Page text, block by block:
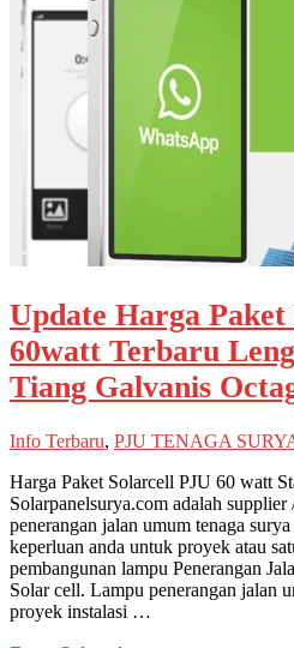
Update Harga
60watt Terbaru
Tiang Galvanis
Info Terbaru, PJU TENAGA
Harga Paket Solarcell PJU 60 watt
Solarpanelsurya.com adalah
penerangan jalan umum tenaga
keperluan anda untuk proyek atau
pembangunan lampu Penerangan
Solar cell. Lampu penerangan jalan
proyek instalasi …